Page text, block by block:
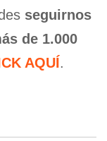
seguirnos
de 1.000
AQUÍ.